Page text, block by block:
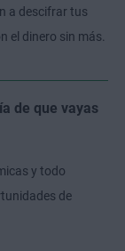
a descifrar tus
el dinero sin más.
de que vayas
y todo
de